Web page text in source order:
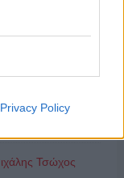
Privacy Policy
Ομίλου με τον
Τσώχος